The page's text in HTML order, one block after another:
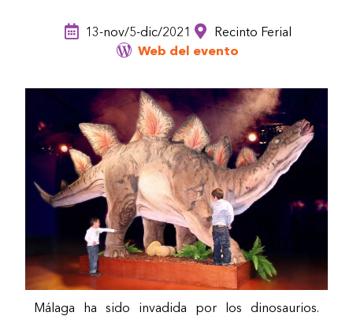
13-nov/5-dic/2021
Recinto Ferial
Web del evento
Málaga ha sido invadida por los dinosaurios.